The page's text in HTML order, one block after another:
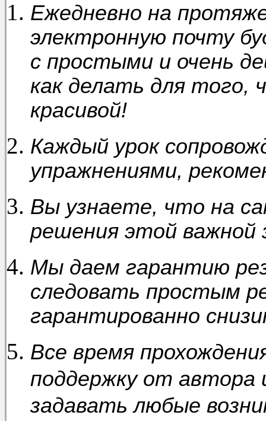
Ежедневно на
электронную почту
с простыми и очень
как делать для
красивой!
Каждый урок
упражнениями,
Вы узнаете, что на
решения этой важной
Мы даем гарантию
следовать простым
гарантированно
Все время
поддержку от автора
задавать любые